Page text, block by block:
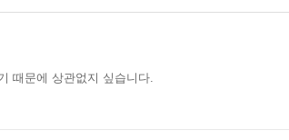
때문에 상관없지 싶습니다.